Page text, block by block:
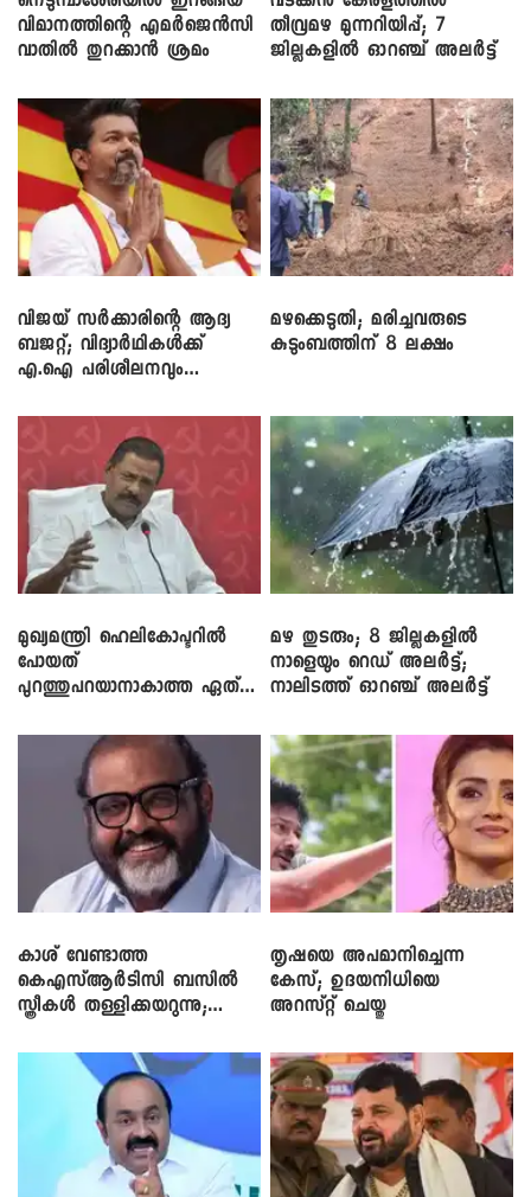
വിമാനത്തിന്റെ എമർജെൻസി
വാതിൽ തുറക്കാൻ ശ്രമം
തീവ്രമഴ മുന്നറിയിപ്പ്; 7
ജില്ലകളിൽ ഓറഞ്ച് അലർട്ട്
വിജയ് സർക്കാരിന്റെ ആദ്യ
ബജറ്റ്; വിദ്യാർഥികൾക്ക്
എ.ഐ പരിശീലനവും
മഴക്കെടുതി; മരിച്ചവരുടെ
കുടുംബത്തിന് 8 ലക്ഷം
മുഖ്യമന്ത്രി ഹെലികോപ്ടറിൽ
പോയത്
പുറത്തുപറയാനാകാത്ത ഏത്
മഴ തുടരും; 8 ജില്ലകളിൽ
നാളെയും റെഡ് അലർട്ട്;
നാലിടത്ത് ഓറഞ്ച് അലർട്ട്
കാശ് വേണ്ടാത്ത
കെഎസ്ആർടിസി ബസിൽ
സ്ത്രീകൾ തള്ളിക്കയറുന്നു;
തൃഷയെ അപമാനിച്ചെന്ന
കേസ്; ഉദയനിധിയെ
അറസ്റ്റ് ചെയ്തു